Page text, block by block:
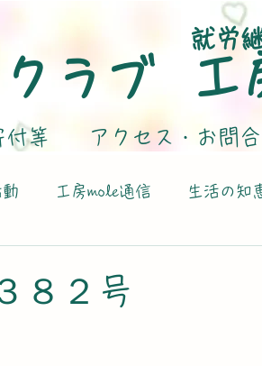
ラブ
付等 アクセス・お問
就労
工
工房mole通信 生活の知
８２号